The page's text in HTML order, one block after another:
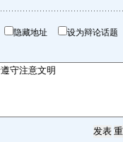
隐藏地址 设为辩论话题